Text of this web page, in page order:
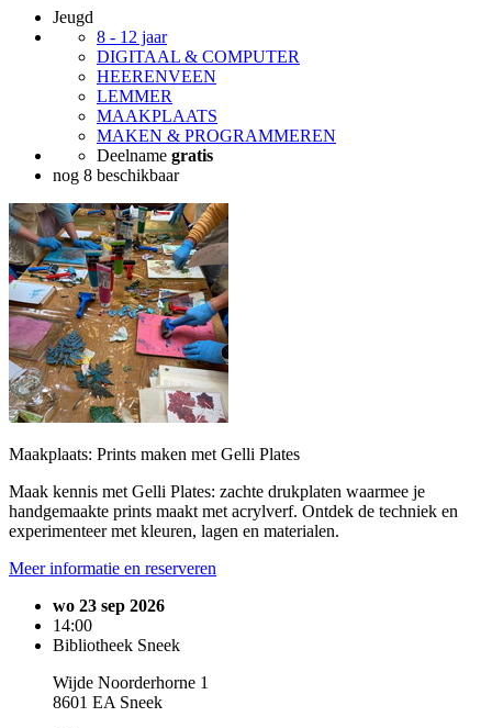
Jeugd
8 - 12 jaar
DIGITAAL & COMPUTER
HEERENVEEN
LEMMER
MAAKPLAATS
MAKEN & PROGRAMMEREN
Deelname gratis
nog 8 beschikbaar
Maakplaats: Prints maken met Gelli Plates
Maak kennis met Gelli Plates: zachte drukplaten waarmee je
handgemaakte prints maakt met acrylverf. Ontdek de techniek en
experimenteer met kleuren, lagen en materialen.
Meer informatie en reserveren
wo 23 sep 2026
14:00
Bibliotheek Sneek
Wijde Noorderhorne 1
8601 EA Sneek